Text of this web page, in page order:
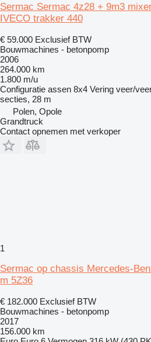
Sermac Sermac 4z28 + 9m3
IVECO trakker 440
€ 59.000 Exclusief BTW
Bouwmachines - betonpomp
2006
264.000 km
1.800 m/u
Configuratie assen 8x4 Vering veer/
secties, 28 m
Polen, Opole
Grandtruck
Contact opnemen met verkoper
1
Sermac op chassis Mercedes-
m 5Z36
€ 182.000 Exclusief BTW
Bouwmachines - betonpomp
2017
156.000 km